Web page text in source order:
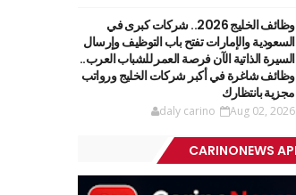
وظائف الخليج 2026.. شركات كبرى في
السعودية والإمارات تفتح باب التوظيف وإرسال
السيرة الذاتية الآن فرصة العمر للشباب العرب..
وظائف شاغرة في أكبر شركات الخليج ورواتب
مجزية بانتظارك
daly carino Aug 02, 2026